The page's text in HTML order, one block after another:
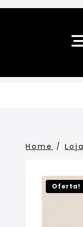
Home / Loja
Oferta!